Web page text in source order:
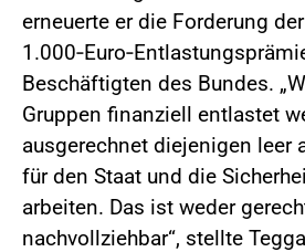
erneuerte er die Forderung
Beschäftigten des Bundes.
Gruppen finanziell entlastet
ausgerechnet diejenigen leer
für den Staat und die
arbeiten. Das ist weder
nachvollziehbar“, stellte